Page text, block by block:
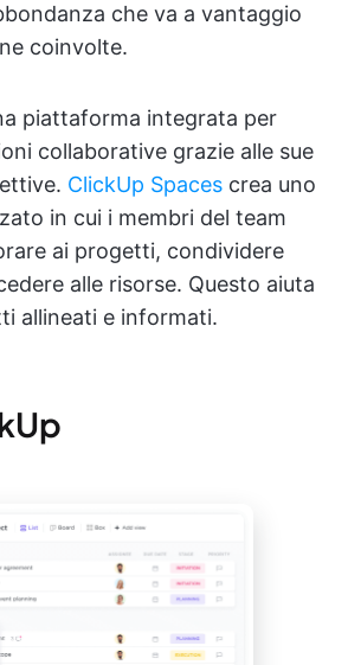
che va a vantaggio
coinvolte.
piattaforma integrata per
collaborative grazie alle sue
ClickUp Spaces crea uno
in cui i membri del team
ai progetti, condividere
alle risorse. Questo aiuta
allineati e informati.